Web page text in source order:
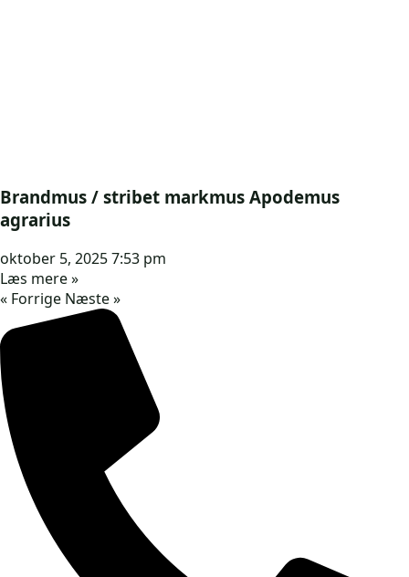
Brandmus / stribet markmus Apodemus
agrarius
oktober 5, 20257:53 pm
Læs mere »
« Forrige Næste »